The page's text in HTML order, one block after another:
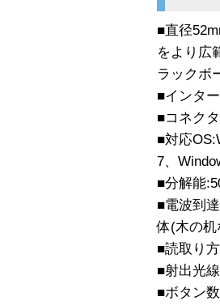
■直径
をより広
ラックボ
■インタ
■コネク
■対応
7、
■分解能
■電波到
体(木の
■読取り
■射出光
■ボタン